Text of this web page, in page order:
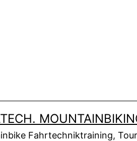
Fahrtechniktraining,